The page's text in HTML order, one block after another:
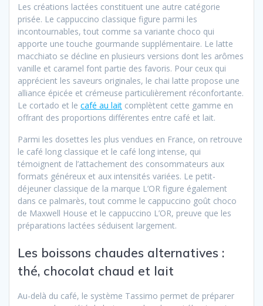
Les créations lactées constituent une autre catégorie
prisée. Le cappuccino classique figure parmi les
incontournables, tout comme sa variante choco qui
apporte une touche gourmande supplémentaire. Le latte
macchiato se décline en plusieurs versions dont les arômes
vanille et caramel font partie des favoris. Pour ceux qui
apprécient les saveurs originales, le chai latte propose une
alliance épicée et crémeuse particulièrement réconfortante.
Le cortado et le café au lait complètent cette gamme en
offrant des proportions différentes entre café et lait.
Parmi les dosettes les plus vendues en France, on retrouve
le café long classique et le café long intense, qui
témoignent de l’attachement des consommateurs aux
formats généreux et aux intensités variées. Le petit-
déjeuner classique de la marque L’OR figure également
dans ce palmarès, tout comme le cappuccino goût choco
de Maxwell House et le cappuccino L’OR, preuve que les
préparations lactées séduisent largement.
Les boissons chaudes alternatives :
thé, chocolat chaud et lait
Au-delà du café, le système Tassimo permet de préparer